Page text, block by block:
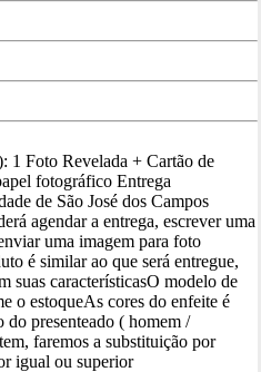
1 Foto Revelada + Cartão de
fotográfico Entrega
de São José dos Campos
agendar a entrega, escrever uma
uma imagem para foto
é similar ao que será entregue,
suas característicasO modelo de
o estoqueAs cores do enfeite é
presenteado ( homem /
faremos a substituição por
igual ou superior